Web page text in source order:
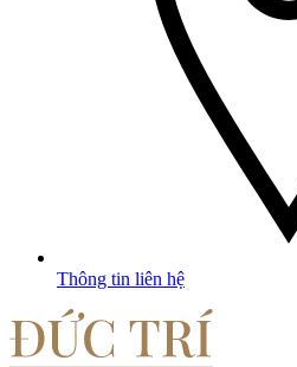
Thông tin liên hệ